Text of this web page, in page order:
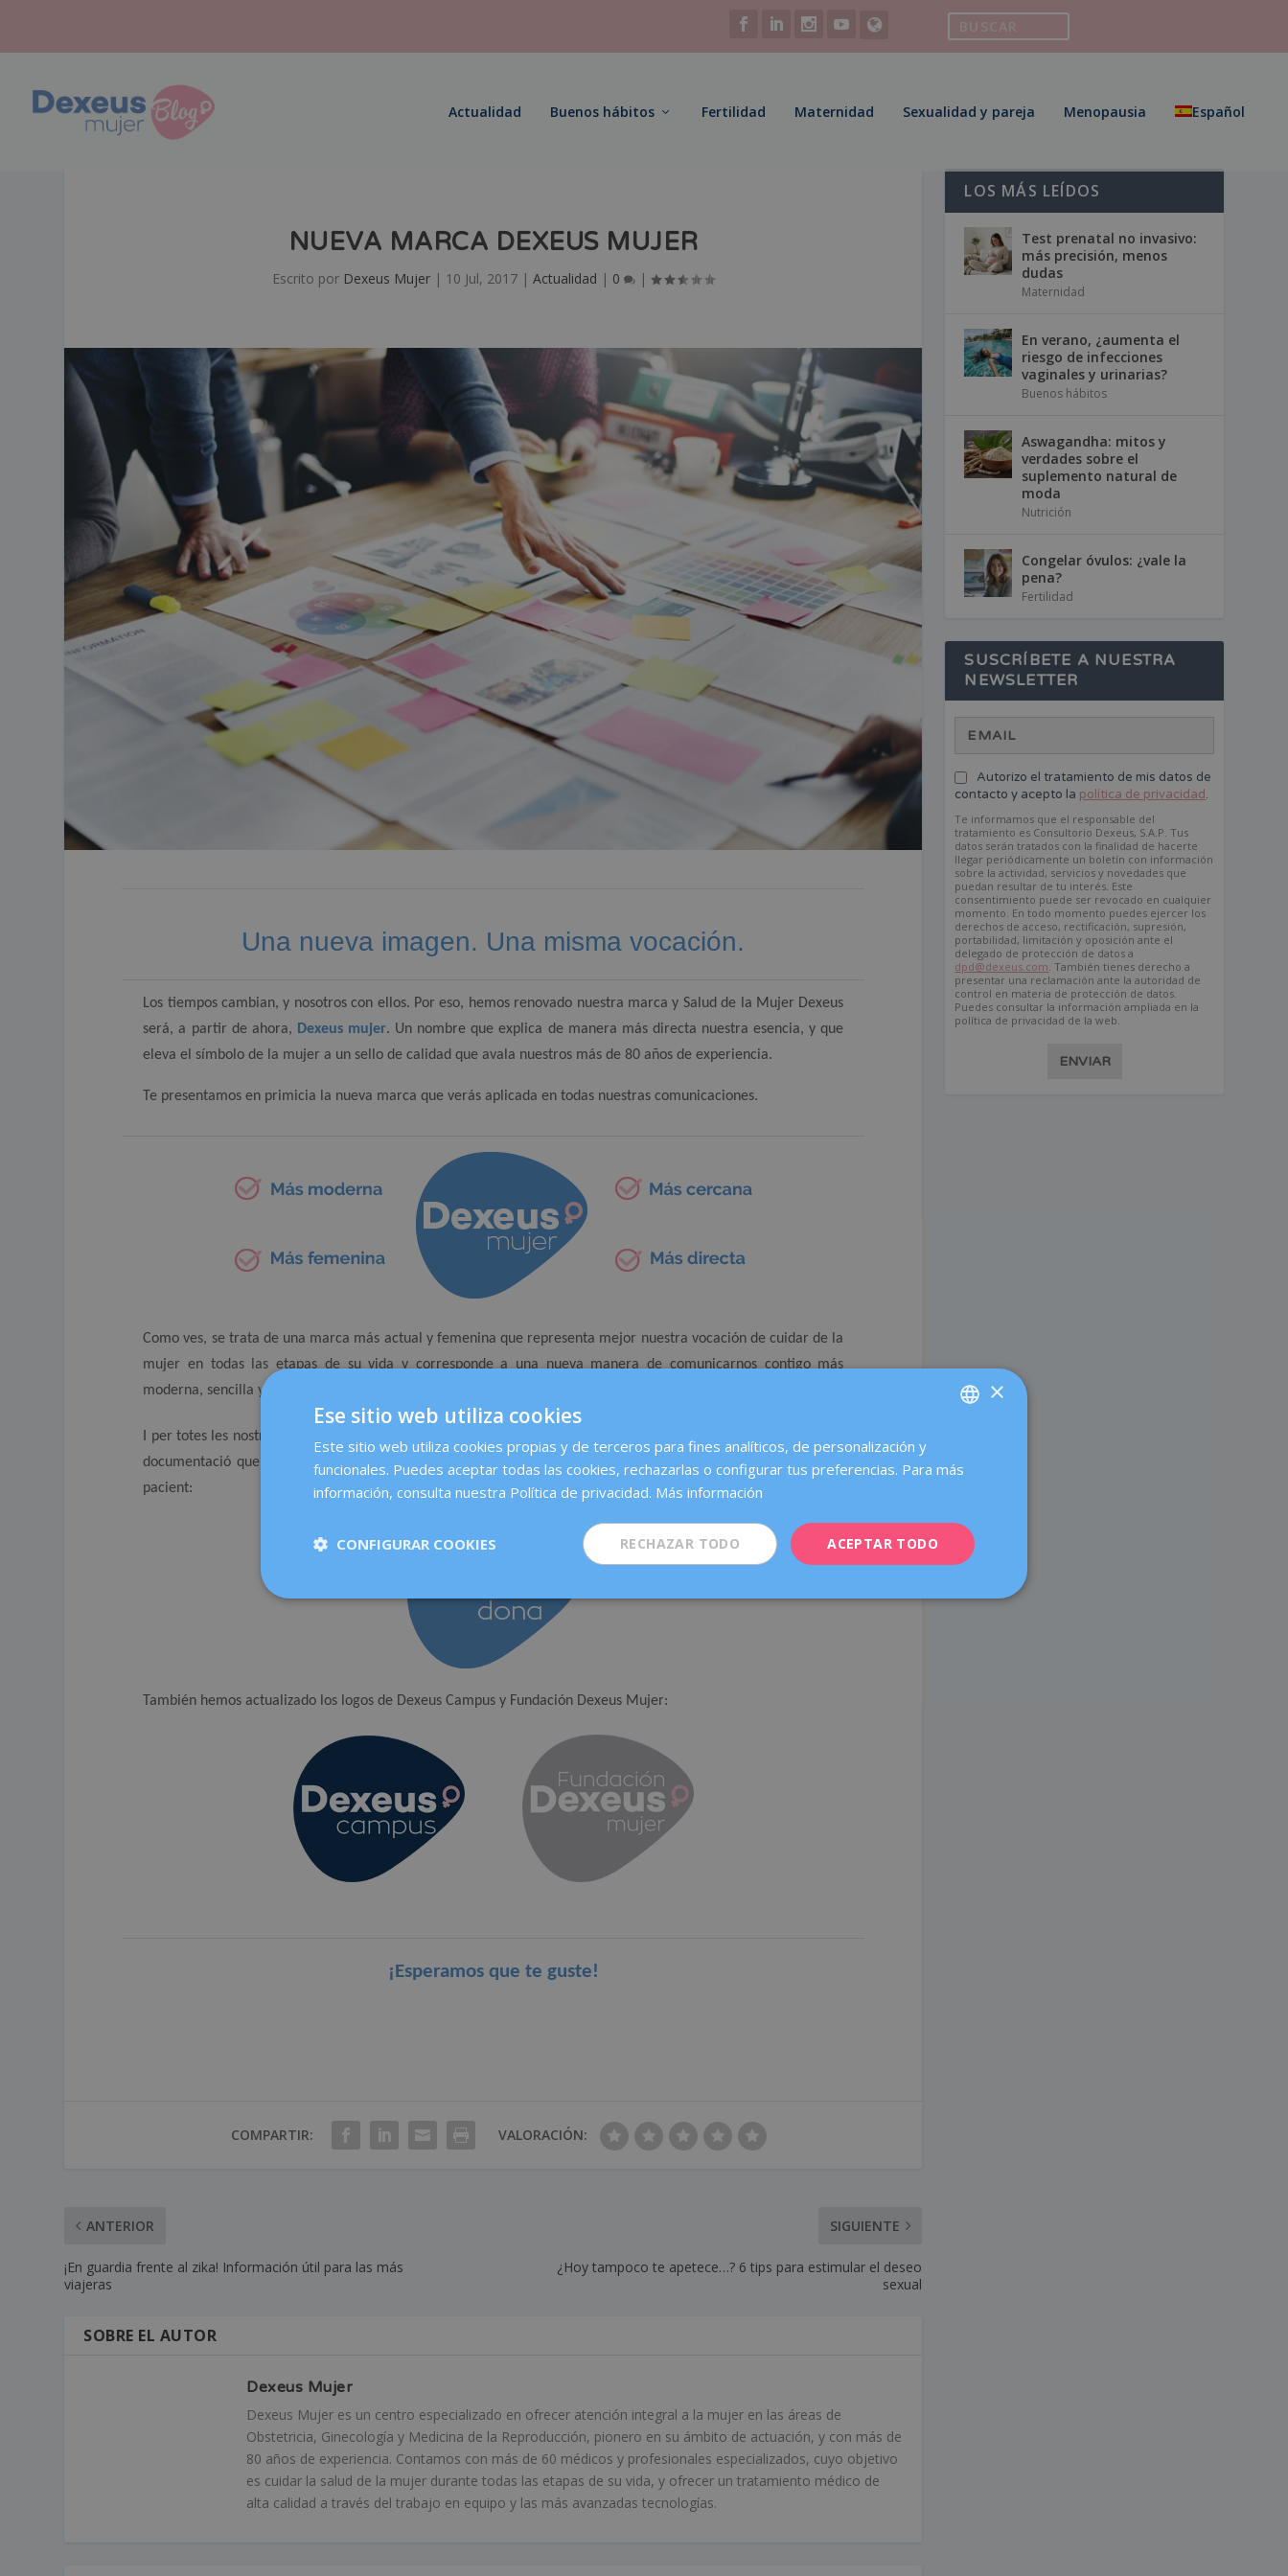
Actualidad Buenos hábitos Fertilidad Maternidad Sexualidad y pareja Menopausia Español
NUEVA MARCA DEXEUS MUJER
Escrito por Dexeus Mujer | 10 Jul, 2017 |Actualidad | 0 |
Una nueva imagen. Una misma vocación.
Los tiempos cambian, y nosotros con ellos. Por eso, hemos renovado nuestra marca y Salud de la Mujer Dexeus
será, a partir de ahora, Dexeus mujer. Un nombre que explica de manera más directa nuestra esencia, y que
eleva el símbolo de la mujer a un sello de calidad que avala nuestros más de 80 años de experiencia.
Te presentamos en primicia la nueva marca que verás aplicada en todas nuestras comunicaciones.
Como ves, se trata de una marca más actual y femenina que representa mejor nuestra vocación de cuidar de la
mujer en todas las etapas de su vida y corresponde a una nueva manera de comunicarnos contigo más
moderna, sencilla y directa.
I per totes les nostres comunicacions en català, també tenim la versió Dexeus Dona, que s’incorporarà a tota la
documentació que es tramita des del nostre centre, com s’ha fet sempre, en l’idioma de preferència de cada
pacient:
También hemos actualizado los logos de Dexeus Campus y Fundación Dexeus Mujer:
¡Esperamos que te guste!
COMPARTIR: VALORACIÓN:
ANTERIOR
¡En guardia frente al zika! Información útil para las más
viajeras
SIGUIENTE
¿Hoy tampoco te apetece…? 6 tips para estimular el deseo
sexual
SOBRE EL AUTOR
Dexeus Mujer
Dexeus Mujer es un centro especializado en ofrecer atención integral a la mujer en las áreas de
Obstetricia, Ginecología y Medicina de la Reproducción, pionero en su ámbito de actuación, y con más de
80 años de experiencia. Contamos con más de 60 médicos y profesionales especializados, cuyo objetivo
es cuidar la salud de la mujer durante todas las etapas de su vida, y ofrecer un tratamiento médico de
alta calidad a través del trabajo en equipo y las más avanzadas tecnologías.
LOS MÁS LEÍDOS
Test prenatal no invasivo:
más precisión, menos
dudas
Maternidad
En verano, ¿aumenta el
riesgo de infecciones
vaginales y urinarias?
Buenos hábitos
Aswagandha: mitos y
verdades sobre el
suplemento natural de
moda
Nutrición
Congelar óvulos: ¿vale la
pena?
Fertilidad
SUSCRÍBETE A NUESTRA
NEWSLETTER
Autorizo el tratamiento de mis datos de
contacto y acepto la política de privacidad.
Te informamos que el responsable del
tratamiento es Consultorio Dexeus, S.A.P. Tus
datos serán tratados con la finalidad de hacerte
llegar periódicamente un boletín con información
sobre la actividad, servicios y novedades que
puedan resultar de tu interés. Este
consentimiento puede ser revocado en cualquier
momento. En todo momento puedes ejercer los
derechos de acceso, rectificación, supresión,
portabilidad, limitación y oposición ante el
delegado de protección de datos a
dpd@dexeus.com . También tienes derecho a
presentar una reclamación ante la autoridad de
control en materia de protección de datos.
Puedes consultar la información ampliada en la
política de privacidad de la web.
ENVIAR
CATALÀ
FRENCH
×
Ese sitio web utiliza cookies
Este sitio web utiliza cookies propias y de terceros para fines analíticos, de personalización y
funcionales. Puedes aceptar todas las cookies, rechazarlas o configurar tus preferencias. Para más
información, consulta nuestra Política de privacidad. Más información
ACEPTAR TODO
RECHAZAR TODO
CONFIGURAR COOKIES